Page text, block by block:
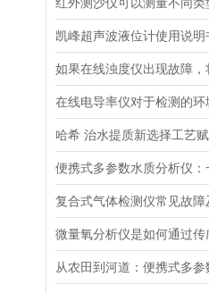
凯峰超声波液位计使用说明